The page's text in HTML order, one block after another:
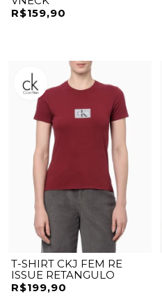
R$159,90
T-SHIRT CKJ FEM RE
ISSUE RETANGULO
R$199,90